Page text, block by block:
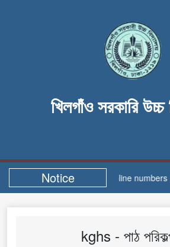
খিলগাঁও সরকারি উচ্চ
Notice Helpline numbers
kghs - পাঠ